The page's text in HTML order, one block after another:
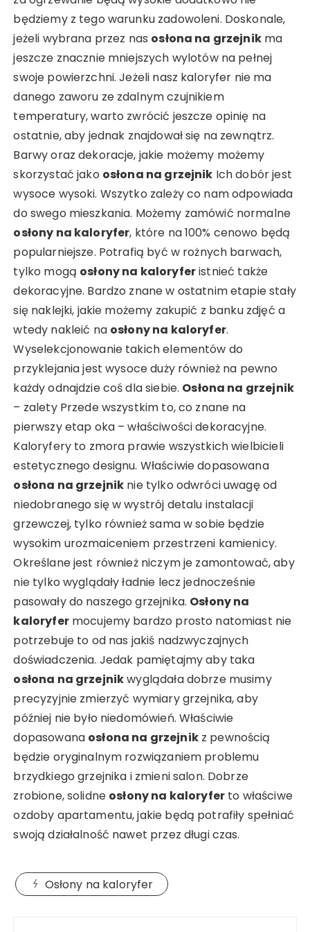
będziemy z tego warunku zadowoleni. Doskonale,
jeżeli wybrana przez nas osłona na grzejnikma
jeszcze znacznie mniejszych wylotów na pełnej
swoje powierzchni. Jeżeli nasz kaloryfer nie ma
danego zaworu ze zdalnym czujnikiem
temperatury, warto zwrócić jeszcze opinię na
ostatnie, aby jednak znajdował się na zewnątrz.
Barwy oraz dekoracje, jakie możemy możemy
skorzystać jako osłona na grzejnik Ich dobór jest
wysoce wysoki. Wszytko zależy co nam odpowiada
do swego mieszkania. Możemy zamówić normalne
osłony na kaloryfer, które na 100% cenowo będą
popularniejsze. Potrafią być w rożnych barwach,
tylko mogą osłony na kaloryferistnieć także
dekoracyjne. Bardzo znane w ostatnim etapie stały
się naklejki, jakie możemy zakupić z banku zdjęć a
wtedy nakleić na osłony na kaloryfer.
Wyselekcjonowanie takich elementów do
przyklejania jest wysoce duży również na pewno
każdy odnajdzie coś dla siebie. Osłona na grzejnik
– zalety Przede wszystkim to, co znane na
pierwszy etap oka – właściwości dekoracyjne.
Kaloryfery to zmora prawie wszystkich wielbicieli
estetycznego designu. Właściwie dopasowana
osłona na grzejnik nie tylko odwróci uwagę od
niedobranego się w wystrój detalu instalacji
grzewczej, tylko również sama w sobie będzie
wysokim urozmaiceniem przestrzeni kamienicy.
Określane jest również niczym je zamontować, aby
nie tylko wyglądały ładnie lecz jednocześnie
pasowały do naszego grzejnika. Osłony na
kaloryfermocujemy bardzo prosto natomiast nie
potrzebuje to od nas jakiś nadzwyczajnych
doświadczenia. Jedak pamiętajmy aby taka
osłona na grzejnikwyglądała dobrze musimy
precyzyjnie zmierzyć wymiary grzejnika, aby
później nie było niedomówień. Właściwie
dopasowana osłona na grzejnikz pewnością
będzie oryginalnym rozwiązaniem problemu
brzydkiego grzejnika i zmieni salon. Dobrze
zrobione, solidne osłony na kaloryfer to właściwe
ozdoby apartamentu, jakie będą potrafiły spełniać
swoją działalność nawet przez długi czas.
Osłony na kaloryfer